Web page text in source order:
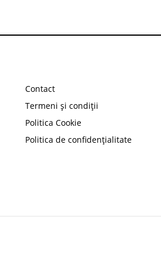
Contact
Termeni și condiții
Politica Cookie
Politica de confidențialitate
PROTO41
reducere la